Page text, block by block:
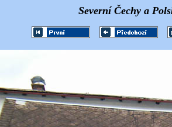
Severní Čechy a